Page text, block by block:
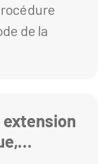
de la
extension